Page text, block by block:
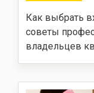
Как выбрать
советы
владельцев